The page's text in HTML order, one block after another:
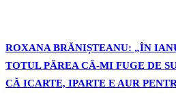
ROXANA BRĂNIȘTEANU: „ÎN
TOTUL PĂREA CĂ-MI FUGE DE
CĂ ICARTE, IPARTE E AUR